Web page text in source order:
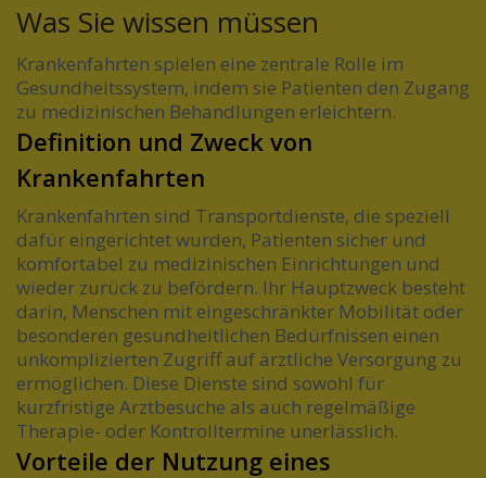
Was Sie wissen müssen
Krankenfahrten spielen eine zentrale Rolle im
Gesundheitssystem, indem sie Patienten den Zugang
zu medizinischen Behandlungen erleichtern.
Definition und Zweck von
Krankenfahrten
Krankenfahrten sind Transportdienste, die speziell
dafür eingerichtet wurden, Patienten sicher und
komfortabel zu medizinischen Einrichtungen und
wieder zurück zu befördern. Ihr Hauptzweck besteht
darin, Menschen mit eingeschränkter Mobilität oder
besonderen gesundheitlichen Bedürfnissen einen
unkomplizierten Zugriff auf ärztliche Versorgung zu
ermöglichen. Diese Dienste sind sowohl für
kurzfristige Arztbesuche als auch regelmäßige
Therapie- oder Kontrolltermine unerlässlich.
Vorteile der Nutzung eines